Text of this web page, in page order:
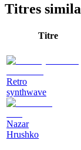
Titres
Titre
Retro
synthwave
Nazar
Hrushko